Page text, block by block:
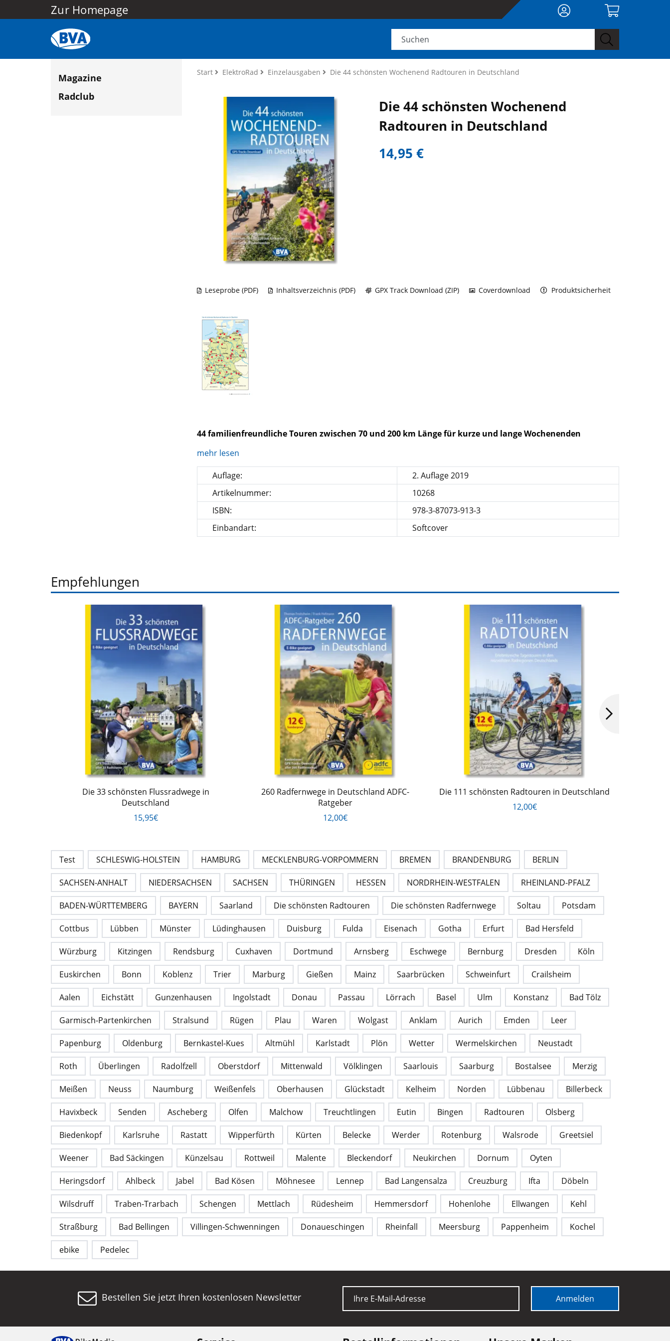
Zur Homepage
Magazine
Radclub
Start ElektroRad Einzelausgaben Die 44 schönsten Wochenend Radtouren in Deutschland
Die 44 schönsten Wochenend
Radtouren in Deutschland
14,95 €
Leseprobe (PDF) Inhaltsverzeichnis (PDF) GPX Track Download (ZIP) Coverdownload Produktsicherheit
44 familienfreundliche Touren zwischen 70 und 200 km Länge für kurze und lange Wochenenden
mehr lesen
Auflage:
2. Auflage 2019
Artikelnummer:
10268
ISBN:
978-3-87073-913-3
Einbandart:
Softcover
Empfehlungen
Die 33 schönsten Flussradwege in
Deutschland
15,95€
260 Radfernwege in Deutschland ADFC-
Ratgeber
12,00€
Die 111 schönsten Radtouren in Deutschland
12,00€
Test SCHLESWIG-HOLSTEIN HAMBURG MECKLENBURG-VORPOMMERN BREMEN BRANDENBURG BERLIN
SACHSEN-ANHALT NIEDERSACHSEN SACHSEN THÜRINGEN HESSEN NORDRHEIN-WESTFALEN RHEINLAND-PFALZ
BADEN-WÜRTTEMBERG BAYERN Saarland Die schönsten Radtouren Die schönsten Radfernwege Soltau Potsdam
Cottbus Lübben Münster Lüdinghausen Duisburg Fulda Eisenach Gotha Erfurt Bad Hersfeld
Würzburg Kitzingen Rendsburg Cuxhaven Dortmund Arnsberg Eschwege Bernburg Dresden Köln
Euskirchen Bonn Koblenz Trier Marburg Gießen Mainz Saarbrücken Schweinfurt Crailsheim
Aalen Eichstätt Gunzenhausen Ingolstadt Donau Passau Lörrach Basel Ulm Konstanz Bad Tölz
Garmisch-Partenkirchen Stralsund Rügen Plau Waren Wolgast Anklam Aurich Emden Leer
Papenburg Oldenburg Bernkastel-Kues Altmühl Karlstadt Plön Wetter Wermelskirchen Neustadt
Roth Überlingen Radolfzell Oberstdorf Mittenwald Völklingen Saarlouis Saarburg Bostalsee Merzig
Meißen Neuss Naumburg Weißenfels Oberhausen Glückstadt Kelheim Norden Lübbenau Billerbeck
Havixbeck Senden Ascheberg Olfen Malchow Treuchtlingen Eutin Bingen Radtouren Olsberg
Biedenkopf Karlsruhe Rastatt Wipperfürth Kürten Belecke Werder Rotenburg Walsrode Greetsiel
Weener Bad Säckingen Künzelsau Rottweil Malente Bleckendorf Neukirchen Dornum Oyten
Heringsdorf Ahlbeck Jabel Bad Kösen Möhnesee Lennep Bad Langensalza Creuzburg Ifta Döbeln
Wilsdruff Traben-Trarbach Schengen Mettlach Rüdesheim Hemmersdorf Hohenlohe Ellwangen Kehl
Straßburg Bad Bellingen Villingen-Schwenningen Donaueschingen Rheinfall Meersburg Pappenheim Kochel
ebike Pedelec
Bestellen Sie jetzt Ihren kostenlosen Newsletter E-Mail Anmelden